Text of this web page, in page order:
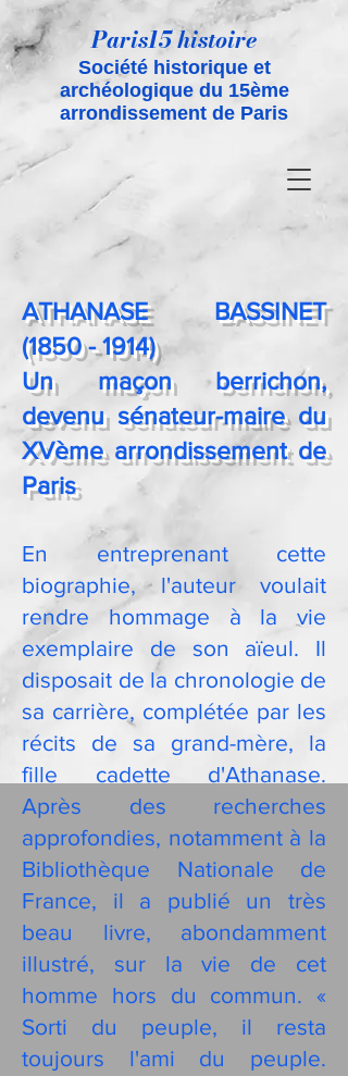
Paris15 histoire
Société historique et
archéologique du 15ème
arrondissement de Paris
ATHANASE BASSINET
(1850 - 1914)
Un maçon berrichon,
devenu sénateur-maire du
XVème arrondissement de
Paris
En entreprenant cette
biographie, l'auteur voulait
rendre hommage à la vie
exemplaire de son aïeul. Il
disposait de la chronologie de
sa carrière, complétée par les
récits de sa grand-mère, la
fille cadette d'Athanase.
Après des recherches
approfondies, notamment à la
Bibliothèque Nationale de
France, il a publié un très
beau livre, abondamment
illustré, sur la vie de cet
homme hors du commun. «
Sorti du peuple, il resta
toujours l'ami du peuple.